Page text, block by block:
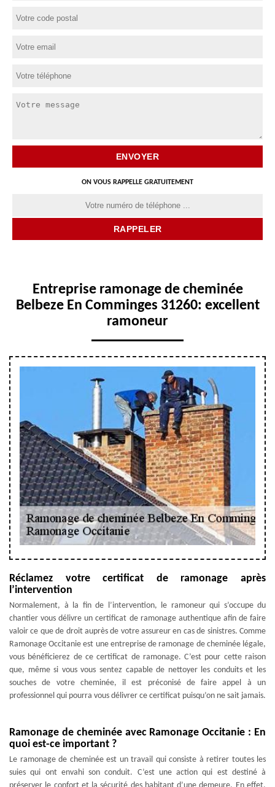
ON VOUS RAPPELLE GRATUITEMENT
Entreprise ramonage de cheminée
Belbeze En Comminges 31260: excellent
ramoneur
Réclamez votre certificat de ramonage après
l’intervention
Normalement, à la fin de l’intervention, le ramoneur qui s’occupe du
chantier vous délivre un certificat de ramonage authentique afin de faire
valoir ce que de droit auprès de votre assureur en cas de sinistres. Comme
Ramonage Occitanie est une entreprise de ramonage de cheminée légale,
vous bénéficierez de ce certificat de ramonage. C’est pour cette raison
que, même si vous vous sentez capable de nettoyer les conduits et les
souches de votre cheminée, il est préconisé de faire appel à un
professionnel qui pourra vous délivrer ce certificat puisqu’on ne sait jamais.
Ramonage de cheminée avec Ramonage Occitanie : En
quoi est-ce important ?
Le ramonage de cheminée est un travail qui consiste à retirer toutes les
suies qui ont envahi son conduit. C’est une action qui est destiné à